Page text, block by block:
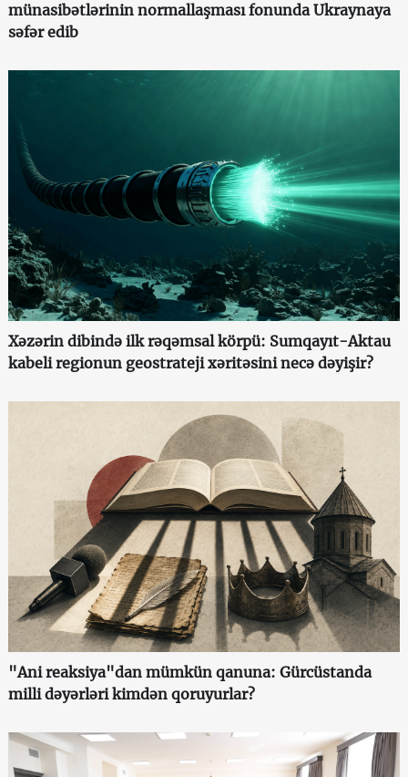
münasibətlərinin normallaşması fonunda Ukraynaya
səfər edib
Xəzərin dibində ilk rəqəmsal körpü: Sumqayıt-Aktau
kabeli regionun geostrateji xəritəsini necə dəyişir?
"Ani reaksiya"dan mümkün qanuna: Gürcüstanda
milli dəyərləri kimdən qoruyurlar?